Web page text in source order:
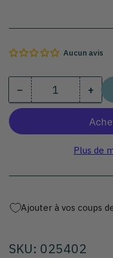
Aucun avis
− Diminuer
la
pour
inox
barre
encastrer
Quantité +
la
pour
inox
Plus de
Ajouter à vos coups
SKU: 025402